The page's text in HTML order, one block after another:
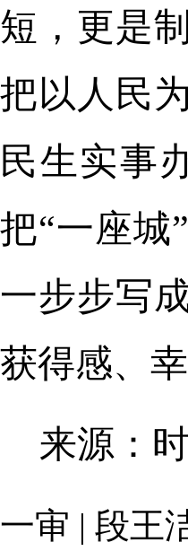
短，更是
把以人民
民生实事
把“一座城
一步步写
获得感、
来源：
一审 | 段王